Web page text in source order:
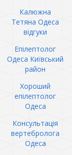
Калюжна
Тетяна Одеса
відгуки
Епілептолог
Одеса Київський
район
Хороший
епілептолог
Одеса
Консультація
вертебролога
Одеса